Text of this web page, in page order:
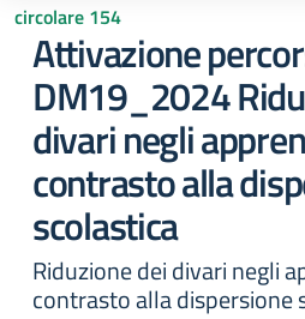
circolare 154
Attivazione
DM19_2024
divari negli
contrasto alla
scolastica
Riduzione dei divari negli
contrasto alla dispersione